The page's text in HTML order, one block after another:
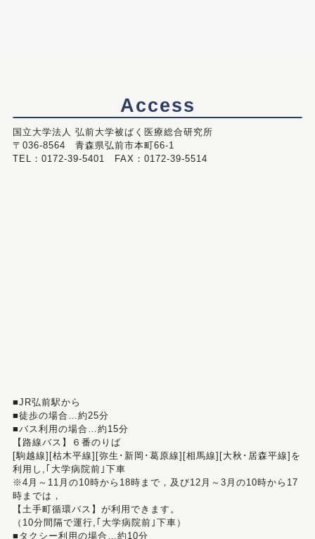
Access
国立大学法人 弘前大学被ばく医療総合研究所
〒036-8564 青森県弘前市本町66-1
TEL：0172-39-5401 FAX：0172-39-5514
■JR弘前駅から
■徒歩の場合…約25分
■バス利用の場合…約15分
【路線バス】６番のりば
[駒越線][枯木平線][弥生･新岡･葛原線][相馬線][大秋･居森平線]を
利用し,｢大学病院前｣下車
※4月～11月の10時から18時まで，及び12月～3月の10時から17
時までは，
【土手町循環バス】が利用できます。
（10分間隔で運行,｢大学病院前｣下車）
■タクシー利用の場合…約10分